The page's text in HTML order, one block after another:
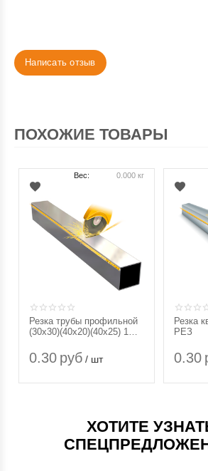
Написать отзыв
ПОХОЖИЕ ТОВАРЫ
Резка трубы профильной
(30х30)(40х20)(40х25) 1
0.30 руб / шт
Вес: 0.000 кг
Резка
РЕЗ
0.30
ХОТИТЕ